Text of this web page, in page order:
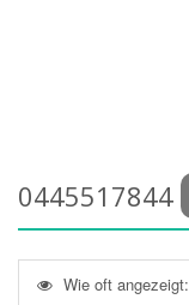
0445517844
Wie oft angezeigt: